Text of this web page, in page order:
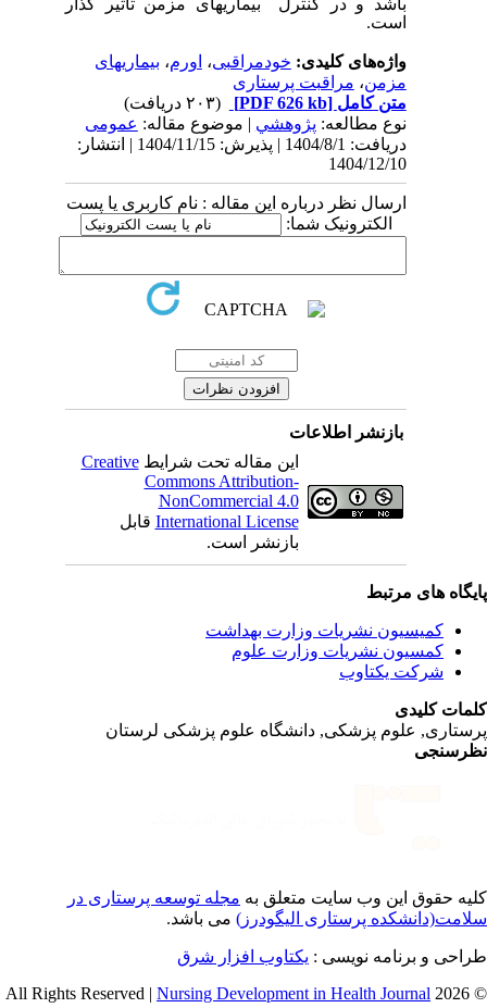
باشد و در کنترل بیماریهای مزمن تاثیر گذار
است.
واژه‌های کلیدی:خودمراقبی،اورم ،بیماریهای
مزمن،مراقبت پرستاری
متن کامل[PDF 626 kb]
نوع مطالعه:پژوهشي| موضوع مقاله:عمومى
دریافت: 1404/8/1 | پذیرش: 1404/11/15 | انتشار:
1404/12/10
ارسال نظر درباره این مقاله : نام کاربری یا پست
الکترونیک شما:
بازنشر اطلاعات
این مقاله تحت شرایطCreative
Commons Attribution-
NonCommercial 4.0
International Licenseقابل
بازنشر است.
های مرتبط
کمیسیون نشریات وزارت بهداشت
کمسیون نشریات وزارت علوم
شرکت یکتاوب
کلیدی
علوم پزشکی, دانشگاه علوم پزشکی لرستان
حقوق این وب سایت متعلق بهمجله توسعه پرستاری در
پرستاری الیگودرز) می باشد.
و برنامه نویسی : یکتاوب افزار شرق
©
Nursing Development in Health Journal